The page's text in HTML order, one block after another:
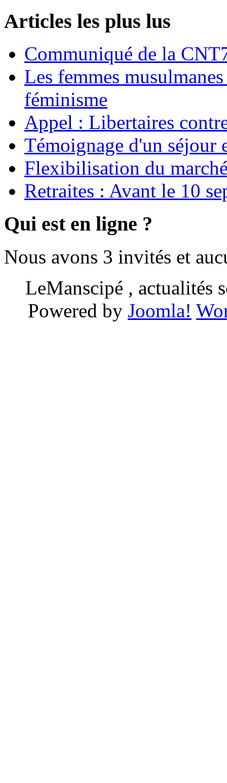
Articles les plus lus
Communiqué de la
Les femmes
féminisme
Appel : Libertaires
Témoignage d'un séjour
Flexibilisation du
Retraites : Avant le 10
Qui est en ligne ?
Nous avons 3 invités et
LeManscipé , actualités
Powered by Joomla!